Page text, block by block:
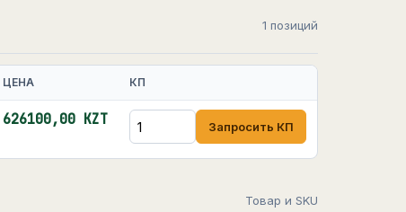
1 позиций
ЦЕНА КП
626100,00 KZT Запросить КП
Товар и SKU